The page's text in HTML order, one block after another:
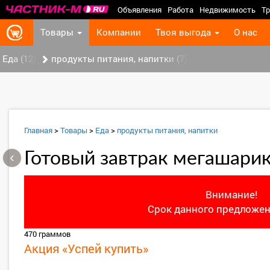
Объявления Работа Недвижимость
Товары Компании Твоя выгода О нас
Еда (12) продукты питания, напитки (7)
Главная>Товары > Еда> продукты питания, напитки
Готовый завтрак
Внимание!
Срок данного
470 граммов
Акция «Успей купить»
‹